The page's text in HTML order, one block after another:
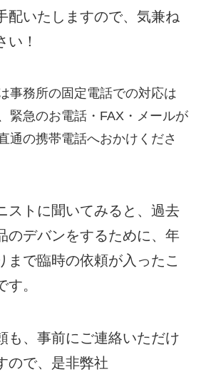
配いたしますので、気兼ね
い！
事務所の固定電話での対応は
緊急のお電話・FAX・メールが
通の携帯電話へおかけくださ
ストに聞いてみると、過去
のデバンをするために、年
まで臨時の依頼が入ったこ
。
も、事前にご連絡いただけ
ので、是非弊社